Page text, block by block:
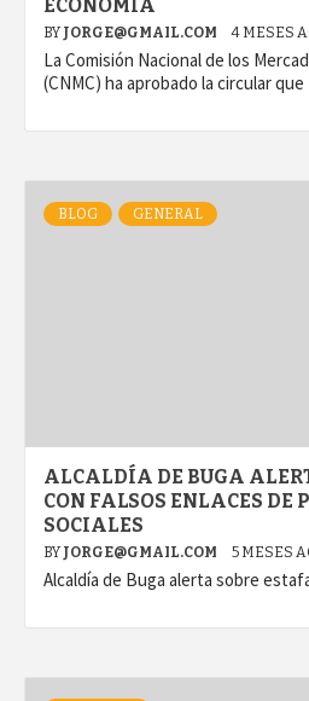
ECONOMÍA
BY JORGE@GMAIL.COM 4 MESES
La Comisión Nacional de los
(CNMC) ha aprobado la circular que
BLOG GENERAL
ALCALDÍA DE BUGA
CON FALSOS ENLACES DE
SOCIALES
BY JORGE@GMAIL.COM 5 MESES
Alcaldía de Buga alerta sobre